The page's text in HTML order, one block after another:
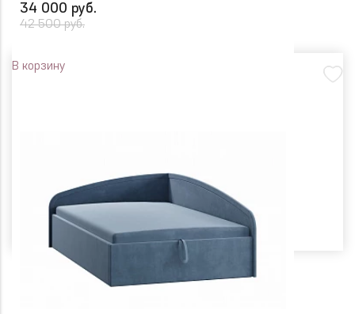
34 000 руб.
42 500 руб.
В корзину